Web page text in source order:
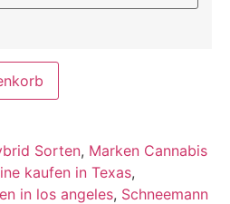
Sorten, Marken Cannabis
kaufen in Texas,
in los angeles, Schneemann